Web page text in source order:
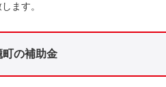
ます。
町の補助金